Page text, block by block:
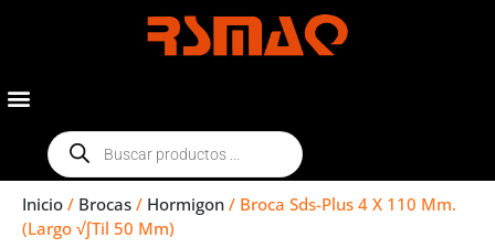
Inicio / Brocas / Hormigon / Broca Sds-Plus 4 X 110 Mm.
(Largo √∫Til 50 Mm)